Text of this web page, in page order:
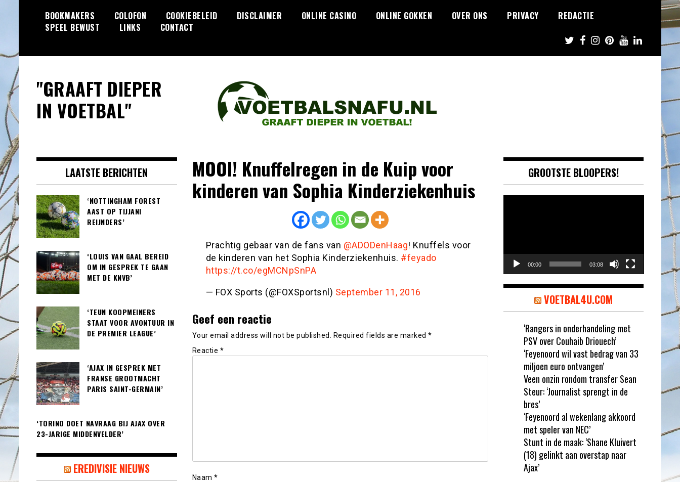
BOOKMAKERS COLOFON COOKIEBELEID DISCLAIMER ONLINE CASINO ONLINE GOKKEN OVER ONS PRIVACY
REDACTIE
SPEEL BEWUST
LINKS CONTACT
"GRAAFT DIEPER
IN VOETBAL"
MOOI! Knuffelregen in de Kuip voor
kinderen van Sophia Kinderziekenhuis​
Prachtig gebaar van de fans van @ADODenHaag​! Knuffels voor
de kinderen van het Sophia Kinderziekenhuis​. #feyado
https://t.co/egMCNpSnPA
— FOX Sports (@FOXSportsnl) September 11, 2016
Geef een reactie
Your email address will not be published. Required fields are marked *
Reactie *
Naam *
LAATSTE BERICHTEN
‘NOTTINGHAM FOREST
AAST OP TIJJANI
REIJNDERS’
‘LOUIS VAN GAAL BEREID
OM IN GESPREK TE GAAN
MET DE KNVB’
‘TEUN KOOPMEINERS
STAAT VOOR AVONTUUR IN
DE PREMIER LEAGUE’
‘AJAX IN GESPREK MET
FRANSE GROOTMACHT
PARIS SAINT-GERMAIN’
‘TORINO DOET NAVRAAG BIJ AJAX OVER
23-JARIGE MIDDENVELDER’
EREDIVISIE NIEUWS
GROOTSTE BLOOPERS!
00:00 03:08
VOETBAL4U.COM
‘Rangers in onderhandeling met
PSV over Couhaib Driouech’
‘Feyenoord wil vast bedrag van 33
miljoen euro ontvangen’
Veen onzin rondom transfer Sean
Steur: ‘Journalist sprengt in de
bres’
‘Feyenoord al wekenlang akkoord
met speler van NEC’
Stunt in de maak: ‘Shane Kluivert
(18) gelinkt aan overstap naar
Ajax’